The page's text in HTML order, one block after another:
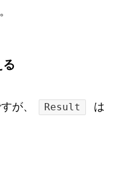
る
が、 Result
は